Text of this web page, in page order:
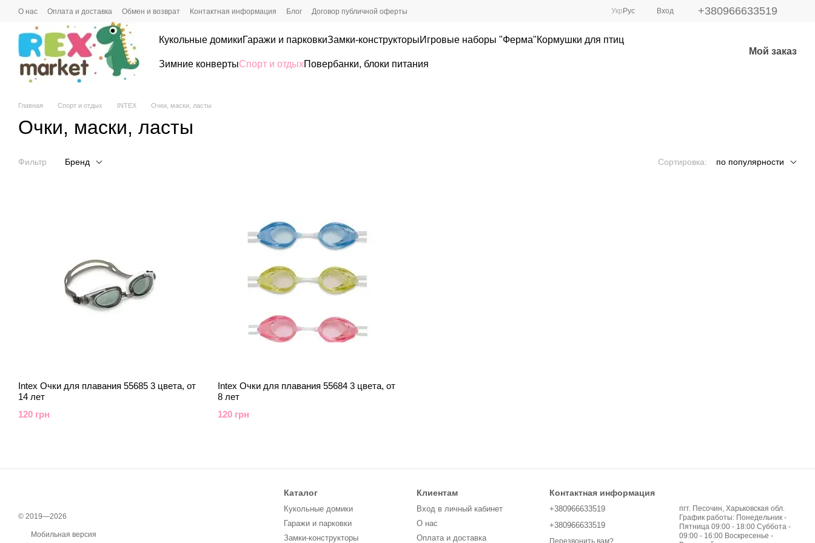
Перейти к основному контенту
О нас Оплата и доставка Обмен и возврат Контактная информация Блог Договор публичной оферты Укр Рус Вход +380966633519
Кукольные домикиГаражи и парковкиЗамки-конструкторыИгровые наборы "Ферма"Кормушки для птиц
Зимние конвертыСпорт и отдыхПовербанки, блоки питания
Мой заказ
Главная Спорт и отдых INTEX Очки, маски, ласты
Очки, маски, ласты
Фильтр Бренд Сортировка: по популярности
Intex Очки для плавания 55685 3 цвета, от
14 лет
120 грн
Intex Очки для плавания 55684 3 цвета, от
8 лет
120 грн
© 2019—2026
Мобильная версия
Каталог
Кукольные домики
Гаражи и парковки
Замки-конструкторы
Клиентам
Вход в личный кабинет
О нас
Оплата и доставка
Контактная информация
+380966633519
+380966633519
пгт. Песочин, Харьковская обл.
График работы: Понедельник -
Пятница 09:00 - 18:00 Суббота -
09:00 - 16:00 Воскресенье -